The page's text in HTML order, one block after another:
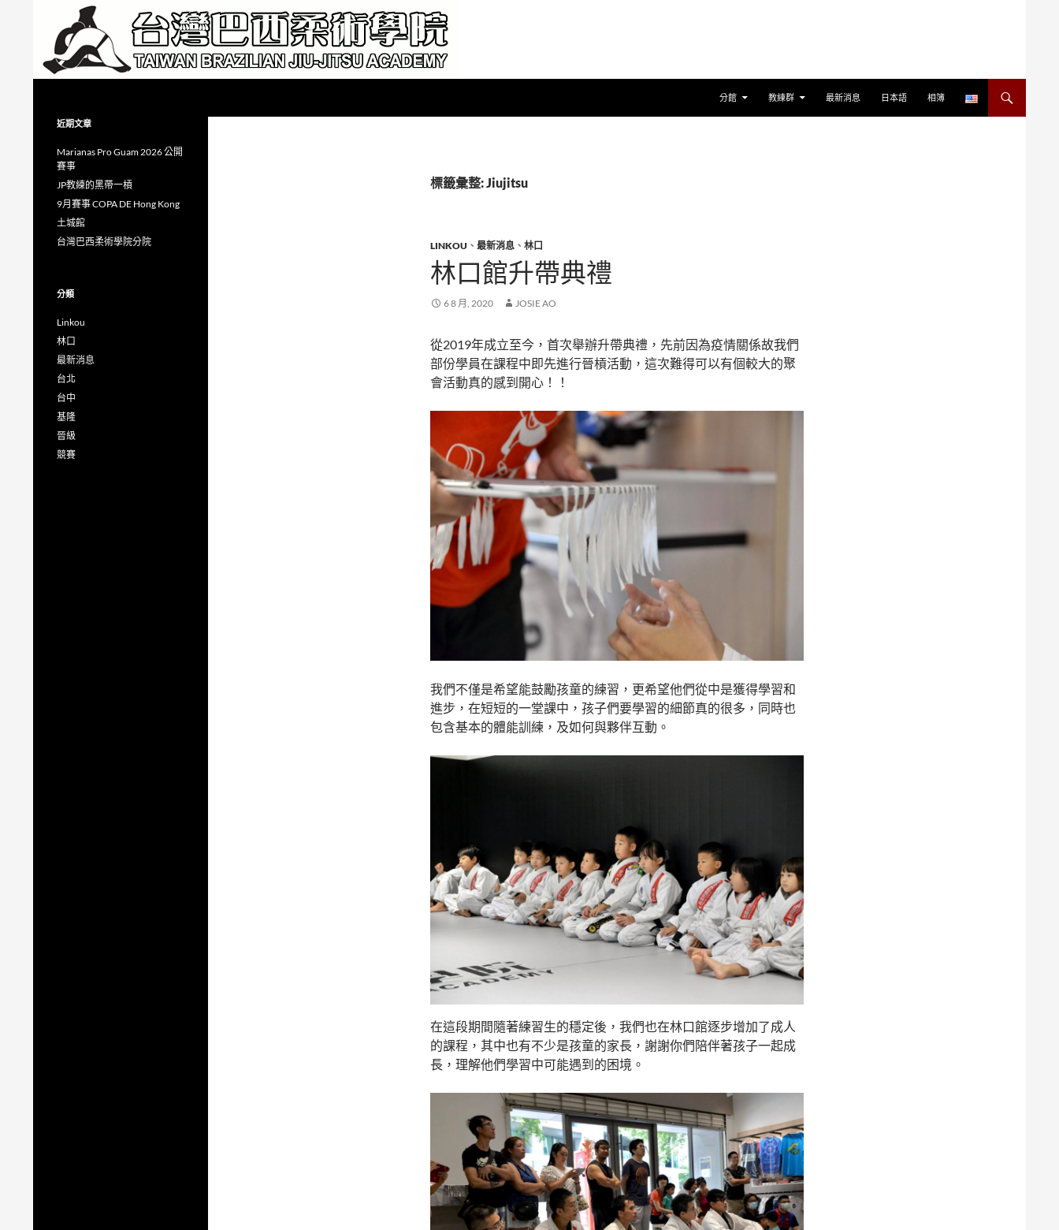
分館 教練群 最新消息 日本語 相簿
標籤彙整: Jiujitsu
LINKOU 、 最新消息 、 林口
林口館升帶典禮
6 8 月, 2020 JOSIE AO
從2019年成立至今，首次舉辦升帶典禮，先前因為疫情關係故我們
部份學員在課程中即先進行晉槓活動，這次難得可以有個較大的聚
會活動真的感到開心！！
我們不僅是希望能鼓勵孩童的練習，更希望他們從中是獲得學習和
進步，在短短的一堂課中，孩子們要學習的細節真的很多，同時也
包含基本的體能訓練，及如何與夥伴互動。
在這段期間隨著練習生的穩定後，我們也在林口館逐步增加了成人
的課程，其中也有不少是孩童的家長，謝謝你們陪伴著孩子一起成
長，理解他們學習中可能遇到的困境。
近期文章
Marianas Pro Guam 2026 公開
賽事
JP教練的黑帶一槓
9月賽事 COPA DE Hong Kong
土城館
台灣巴西柔術學院分院
分類
Linkou
林口
最新消息
台北
台中
基隆
晉級
競賽